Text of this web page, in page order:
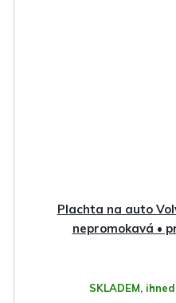
Plachta na auto
nepromokavá •
SKLADEM,